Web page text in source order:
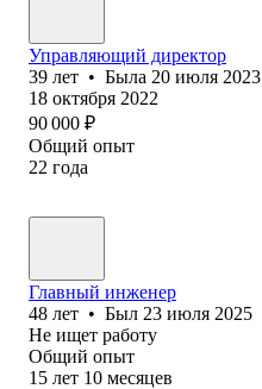
Управляющий директор
39 лет • Была 20 июля 2023
18 октября 2022
90 000 ₽
Общий опыт
22 года
Главный инженер
48 лет • Был 23 июля 2025
Не ищет работу
Общий опыт
15 лет 10 месяцев